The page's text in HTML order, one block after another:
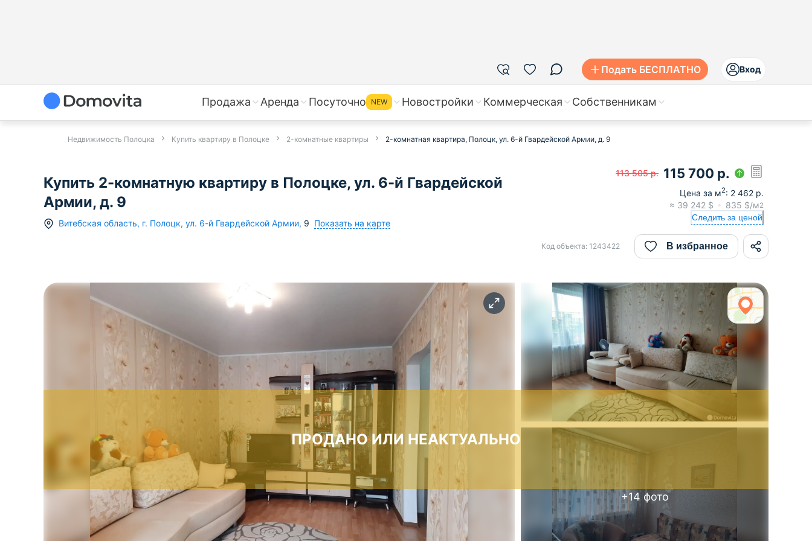
Подать БЕСПЛАТНО Вход
Продажа Аренда Посуточно NEW Новостройки Коммерческая Собственникам
Недвижимость Полоцка Купить квартиру в Полоцке 2-комнатные квартиры 2-комнатная квартира, Полоцк, ул. 6-й Гвардейской Армии, д. 9
Купить 2-комнатную квартиру в Полоцке, ул. 6-й Гвардейской
Армии, д. 9
Витебская область, г. Полоцк, ул. 6-й Гвардейской Армии, 9 Показать на карте
113 505 р. 115 700 р.
Цена за м2: 2 462 р.
≈ 39 242 $ 835 $/м2
Следить за ценой
Код объекта: 1243422 В избранное
ПРОДАНО ИЛИ НЕАКТУАЛЬНО
+14фото